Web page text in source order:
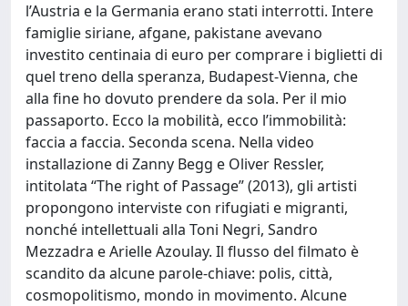
l’Austria e la Germania erano stati interrotti. Intere
famiglie siriane, afgane, pakistane avevano
investito centinaia di euro per comprare i biglietti di
quel treno della speranza, Budapest-Vienna, che
alla fine ho dovuto prendere da sola. Per il mio
passaporto. Ecco la mobilità, ecco l’immobilità:
faccia a faccia. Seconda scena. Nella video
installazione di Zanny Begg e Oliver Ressler,
intitolata “The right of Passage” (2013), gli artisti
propongono interviste con rifugiati e migranti,
nonché intellettuali alla Toni Negri, Sandro
Mezzadra e Arielle Azoulay. Il flusso del filmato è
scandito da alcune parole-chiave: polis, città,
cosmopolitismo, mondo in movimento. Alcune